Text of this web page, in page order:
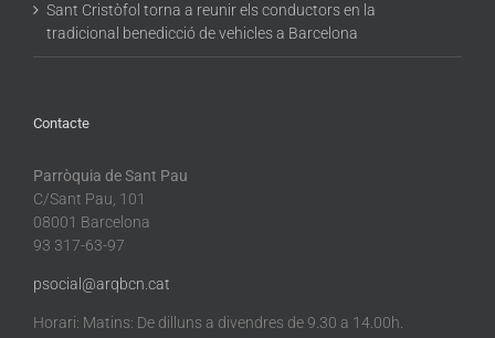
Sant Cristòfol torna a reunir els conductors en la
tradicional benedicció de vehicles a Barcelona
Contacte
Parròquia de Sant Pau
C/Sant Pau, 101
08001 Barcelona
93 317-63-97
psocial@arqbcn.cat
Horari: Matins: De dilluns a divendres de 9.30 a 14.00h.